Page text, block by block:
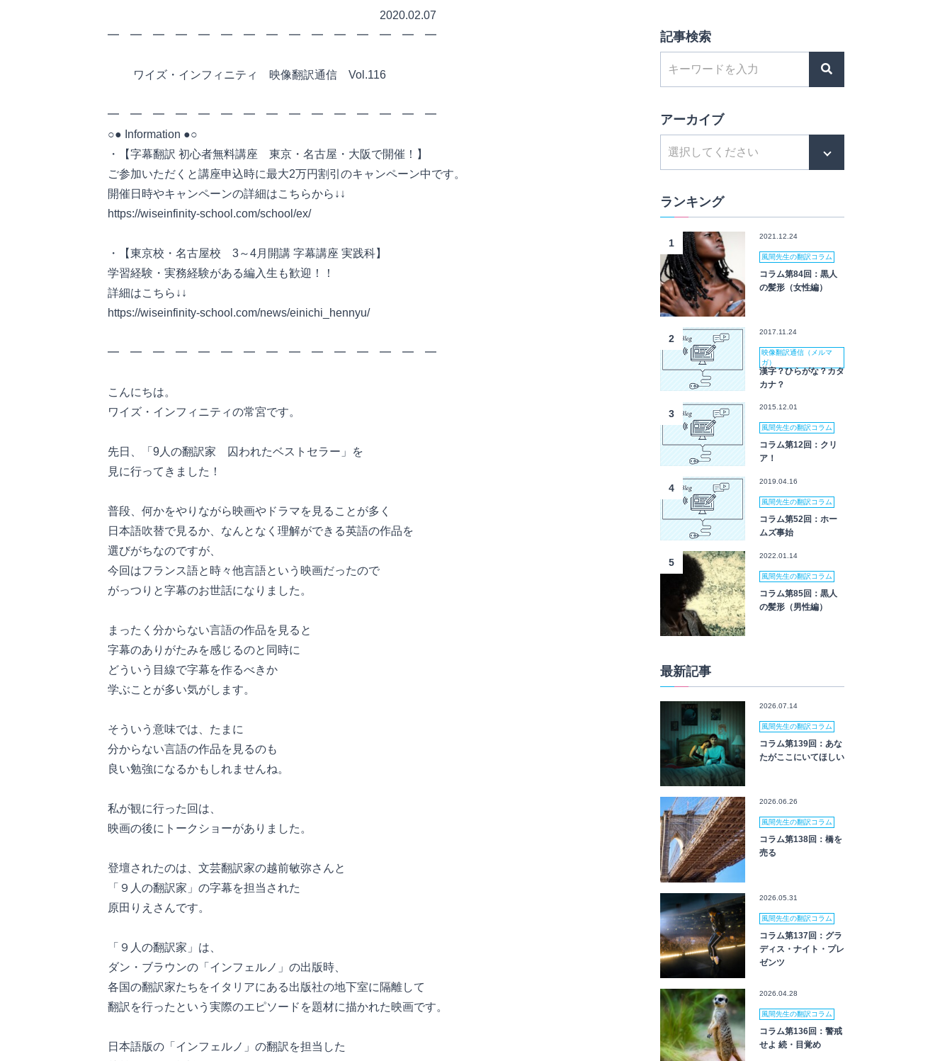
2020.02.07
━ ━ ━ ━ ━ ━ ━ ━ ━ ━ ━ ━ ━ ━ ━
ワイズ・インフィニティ 映像翻訳通信 Vol.116
━ ━ ━ ━ ━ ━ ━ ━ ━ ━ ━ ━ ━ ━ ━
○● Information ●○
・【字幕翻訳 初心者無料講座 東京・名古屋・大阪で開催！】
ご参加いただくと講座申込時に最大2万円割引のキャンペーン中です。
開催日時やキャンペーンの詳細はこちらから↓↓
https://wiseinfinity-school.com/school/ex/
・【東京校・名古屋校 3～4月開講 字幕講座 実践科】
学習経験・実務経験がある編入生も歓迎！！
詳細はこちら↓↓
https://wiseinfinity-school.com/news/einichi_hennyu/
━ ━ ━ ━ ━ ━ ━ ━ ━ ━ ━ ━ ━ ━ ━
こんにちは。
ワイズ・インフィニティの常宮です。
先日、「9人の翻訳家 囚われたベストセラー」を
見に行ってきました！
普段、何かをやりながら映画やドラマを見ることが多く
日本語吹替で見るか、なんとなく理解ができる英語の作品を
選びがちなのですが、
今回はフランス語と時々他言語という映画だったので
がっつりと字幕のお世話になりました。
まったく分からない言語の作品を見ると
字幕のありがたみを感じるのと同時に
どういう目線で字幕を作るべきか
学ぶことが多い気がします。
そういう意味では、たまに
分からない言語の作品を見るのも
良い勉強になるかもしれませんね。
私が観に行った回は、
映画の後にトークショーがありました。
登壇されたのは、文芸翻訳家の越前敏弥さんと
「９人の翻訳家」の字幕を担当された
原田りえさんです。
「９人の翻訳家」は、
ダン・ブラウンの「インフェルノ」の出版時、
各国の翻訳家たちをイタリアにある出版社の地下室に隔離して
翻訳を行ったという実際のエピソードを題材に描かれた映画です。
日本語版の「インフェルノ」の翻訳を担当した
記事検索
アーカイブ
ランキング
1
2021.12.24
風間先生の翻訳コラム
コラム第84回：黒人
の髪形（女性編）
2
2017.11.24
映像翻訳通信（メルマ
ガ）
漢字？ひらがな？カタ
カナ？
3
2015.12.01
風間先生の翻訳コラム
コラム第12回：クリ
ア！
4
2019.04.16
風間先生の翻訳コラム
コラム第52回：ホー
ムズ事始
5
2022.01.14
風間先生の翻訳コラム
コラム第85回：黒人
の髪形（男性編）
最新記事
2026.07.14
風間先生の翻訳コラム
コラム第139回：あな
たがここにいてほしい
2026.06.26
風間先生の翻訳コラム
コラム第138回：橋を
売る
2026.05.31
風間先生の翻訳コラム
コラム第137回：グラ
ディス・ナイト・プレ
ゼンツ
2026.04.28
風間先生の翻訳コラム
コラム第136回：警戒
せよ 続・目覚め